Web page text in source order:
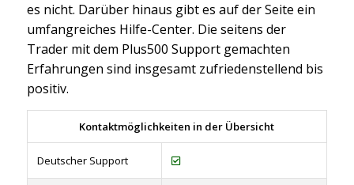
es nicht. Darüber hinaus gibt es auf der Seite ein
umfangreiches Hilfe-Center. Die seitens der
Trader mit dem Plus500 Support gemachten
Erfahrungen sind insgesamt zufriedenstellend bis
positiv.
Kontaktmöglichkeiten in der Übersicht
Deutscher Support